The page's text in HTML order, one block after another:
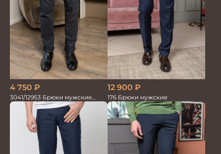
4 750 ₽
3041/12953 Брюки мужские
парламент
12 900 ₽
176 Брюки мужские